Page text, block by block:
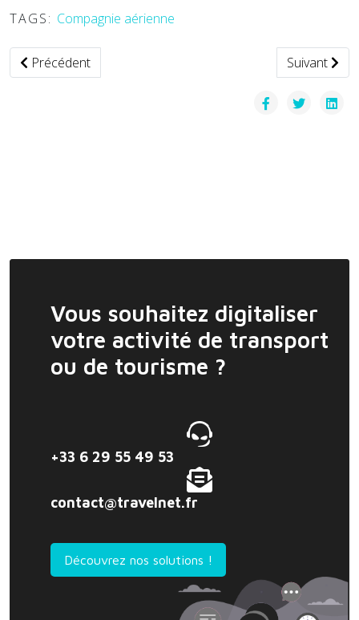
TAGS: Compagnie aérienne
Article précédent : Un drone taxi Porsche en cours
Précédent Article
Suivant
Vous souhaitez digitaliser
votre activité de transport
ou de tourisme ?
+33 6 29 55 49 53
contact@travelnet.fr
Découvrez nos solutions !